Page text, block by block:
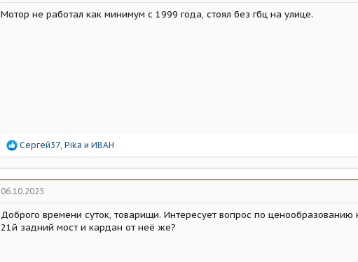
Мотор не работал как минимум с 1999 года, стоял без гбц на улице.
Р
а
к
ц
и
:
Сергей37 Pika и ИВАН
06.10.2025
Доброго времени суток, товарищи. Интересует вопрос по
21й задний мост и кардан от неё же?